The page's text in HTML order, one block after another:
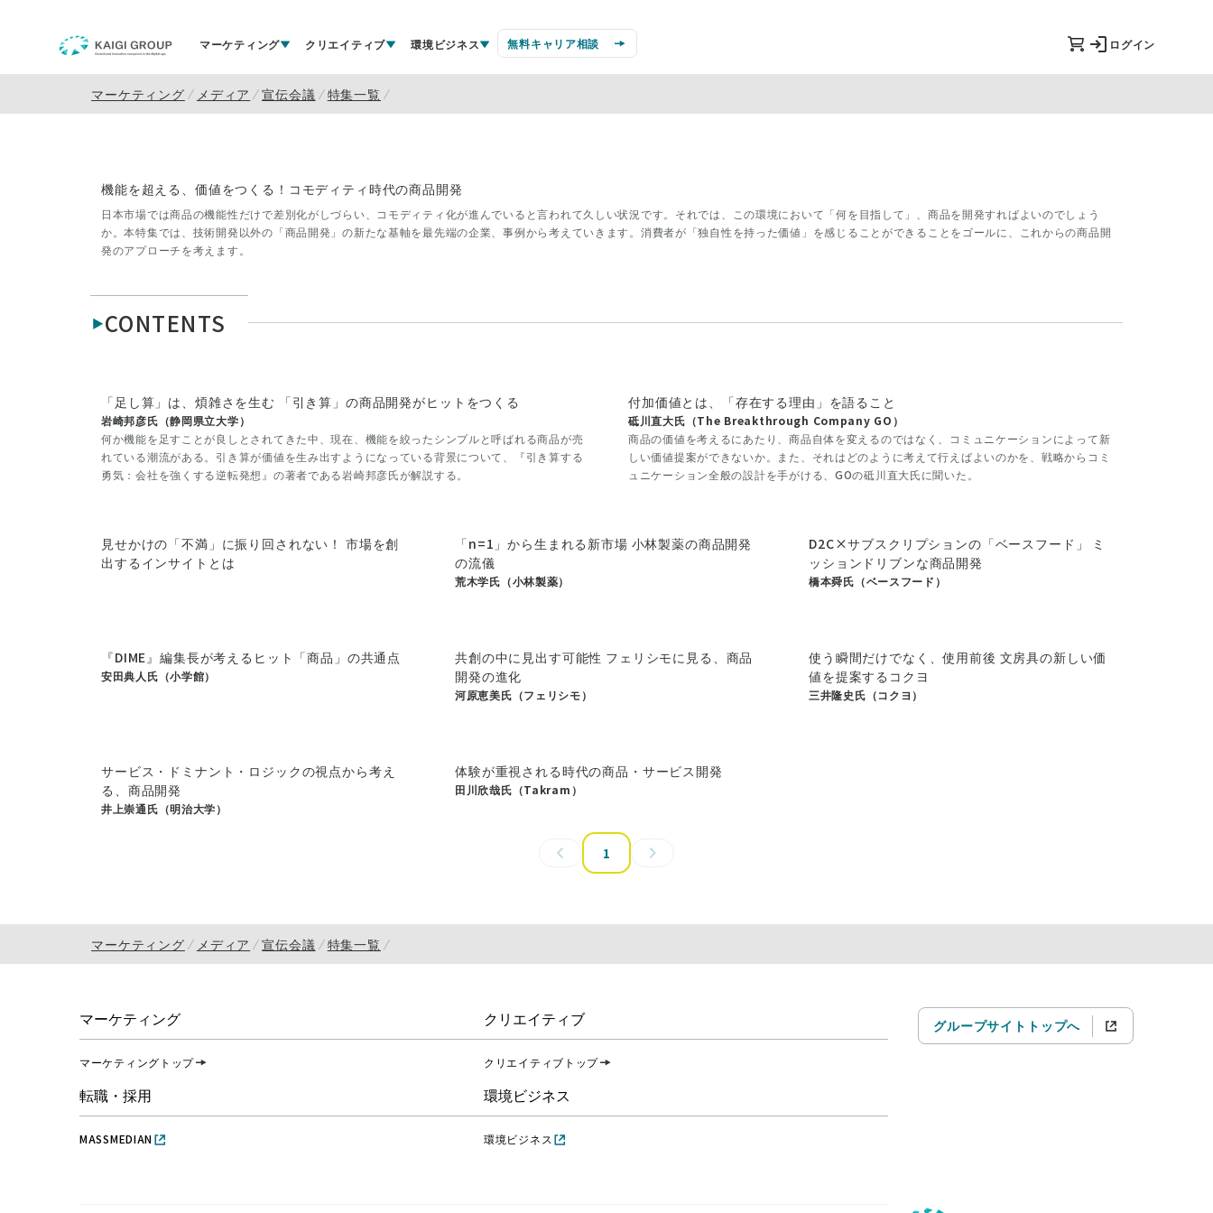
マーケティング クリエイティブ 環境ビジネス 無料キャリア相談 ログイン
マーケティング メディア 宣伝会議 特集一覧
機能を超える、価値をつくる！コモディティ時代の商品開発
日本市場では商品の機能性だけで差別化がしづらい、コモディティ化が進んでいると言われて久しい状況です。それでは、この環境において「何を目指して」、商品を開発すればよいのでしょう
か。本特集では、技術開発以外の「商品開発」の新たな基軸を最先端の企業、事例から考えていきます。消費者が「独自性を持った価値」を感じることができることをゴールに、これからの商品開
発のアプローチを考えます。
CONTENTS
「足し算」は、煩雑さを生む 「引き算」の商品開発がヒットをつくる
岩崎邦彦氏（静岡県立大学）
何か機能を足すことが良しとされてきた中、現在、機能を絞ったシンプルと呼ばれる商品が売
れている潮流がある。引き算が価値を生み出すようになっている背景について、『引き算する
勇気：会社を強くする逆転発想』の著者である岩崎邦彦氏が解説する。
付加価値とは、「存在する理由」を語ること
砥川直大氏（The Breakthrough Company GO）
商品の価値を考えるにあたり、商品自体を変えるのではなく、コミュニケーションによって新
しい価値提案ができないか。また、それはどのように考えて行えばよいのかを、戦略からコミ
ュニケーション全般の設計を手がける、GOの砥川直大氏に聞いた。
見せかけの「不満」に振り回されない！ 市場を創
出するインサイトとは
「n=1」から生まれる新市場 小林製薬の商品開発
の流儀
荒木学氏（小林製薬）
D2C×サブスクリプションの「ベースフード」 ミ
ッションドリブンな商品開発
橋本舜氏（ベースフード）
『DIME』編集長が考えるヒット「商品」の共通点
安田典人氏（小学館）
共創の中に見出す可能性 フェリシモに見る、商品
開発の進化
河原恵美氏（フェリシモ）
使う瞬間だけでなく、使用前後 文房具の新しい価
値を提案するコクヨ
三井隆史氏（コクヨ）
サービス・ドミナント・ロジックの視点から考え
る、商品開発
井上崇通氏（明治大学）
体験が重視される時代の商品・サービス開発
田川欣哉氏（Takram）
1
マーケティング メディア 宣伝会議 特集一覧
マーケティング
マーケティングトップ
クリエイティブ
クリエイティブトップ
転職・採用
MASSMEDIAN
環境ビジネス
環境ビジネス
グループサイトトップへ